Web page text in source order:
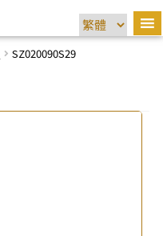
SZ020090S29